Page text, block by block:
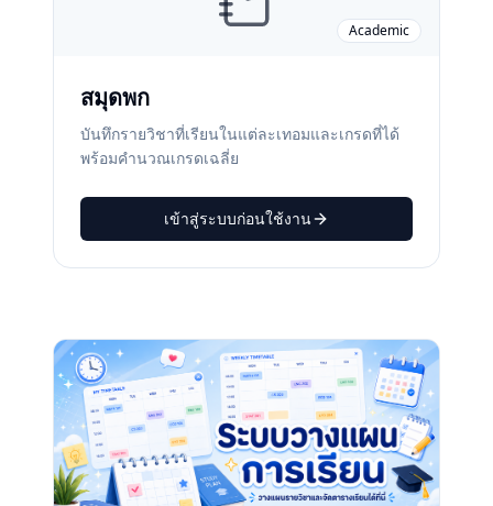
Academic
สมุดพก
บันทึกรายวิชาที่เรียนในแต่ละเทอมและเกรดที่ได้
พร้อมคำนวณเกรดเฉลี่ย
เข้าสู่ระบบก่อนใช้งาน